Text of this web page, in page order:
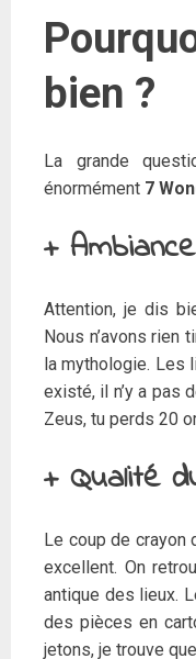
bien ?
La grande
énormément 7
+
Attention, je dis
Nous n’avons rien
la mythologie. Les
existé, il n’y a pas
Zeus, tu perds 20
+ Qualité
Le coup de crayon
excellent. On
antique des lieux.
des pièces en
jetons, je trouve